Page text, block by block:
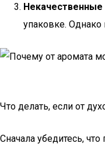
Некачественные
упаковке. Однако
Что делать, если от
Сначала убедитесь,